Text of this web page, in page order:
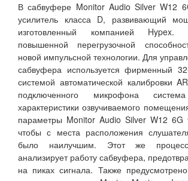
В сабвуфере Monitor Audio Silver W12
усилитель класса D, развивающий
изготовленный компанией
повышенной перегрузочной
новой импульсной технологии. Для
сабвуфера используется фирменный
системой автоматической калибровки
подключенного микрофона
характеристики озвучиваемого
параметры Monitor Audio Silver W12 6G
чтобы с места расположения
было наилучшим. Этот же
анализирует работу сабвуфера,
на пиках сигнала. Также